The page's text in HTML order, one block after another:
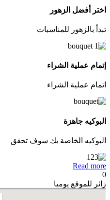
اختر أفضل الزهور
تبدأ بالزهور للمناسبات
إتمام عملية الشراء
اتمام عملية الشراء
البوكيه جاهزة
البوكيه الخاصة بك سوف تحقق
Read more
0
زائر للموقع يوميا